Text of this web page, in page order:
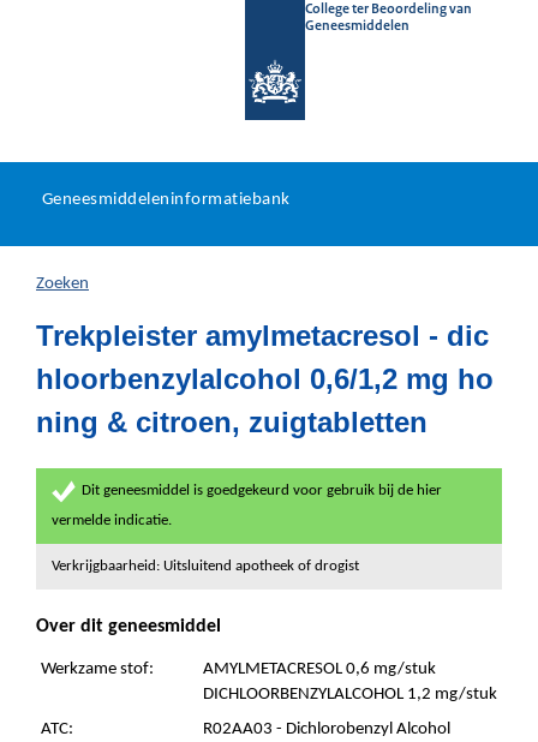
College ter Beoordeling van
Geneesmiddelen
U
hier:
Geneesmiddeleninformatiebank
Zoeken
Trekpleister amylmetacresol - dic
hloorbenzylalcohol 0,6/1,2 mg ho
ning & citroen, zuigtabletten
Dit geneesmiddel is goedgekeurd voor gebruik bij de hier
vermelde indicatie.
Verkrijgbaarheid: Uitsluitend apotheek of drogist
Over dit geneesmiddel
Werkzame stof:
AMYLMETACRESOL 0,6 mg/stuk
DICHLOORBENZYLALCOHOL 1,2 mg/stuk
ATC:
R02AA03 - Dichlorobenzyl Alcohol